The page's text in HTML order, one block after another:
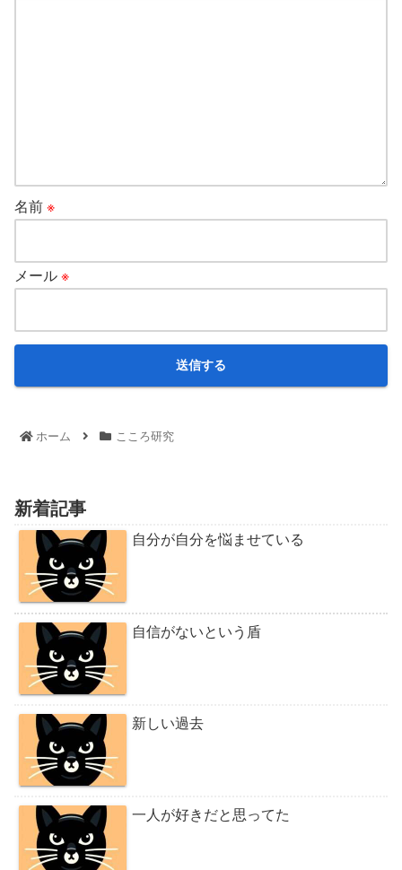
名前※
メール※
ホーム こころ研究
新着記事
自分が自分を悩ませている
自信がないという盾
新しい過去
一人が好きだと思ってた